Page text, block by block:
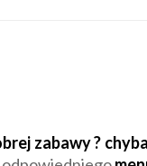
zabawy ?